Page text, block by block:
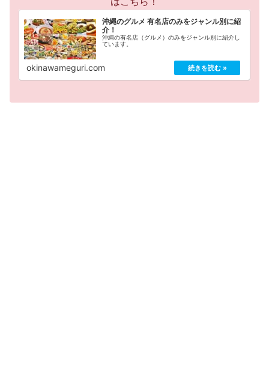
沖縄のグルメ 有名店のみをジャンル別に紹
介！
沖縄の有名店（グルメ）のみをジャンル別に紹介し
ています。
okinawameguri.com